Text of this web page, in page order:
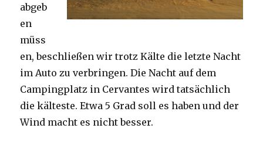
abgeb
en
müss
en, beschließen wir trotz Kälte die letzte Nacht
im Auto zu verbringen. Die Nacht auf dem
Campingplatz in Cervantes wird tatsächlich
die kälteste. Etwa 5 Grad soll es haben und der
Wind macht es nicht besser.